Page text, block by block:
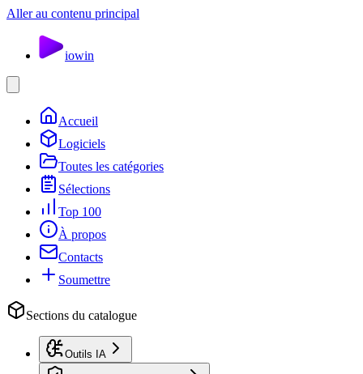
Aller au contenu principal
iowin
Accueil
Logiciels
Toutes les catégories
Sélections
Top 100
À propos
Contacts
Soumettre
Sections du catalogue
Outils IA